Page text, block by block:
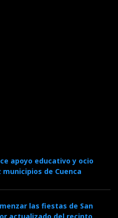
apoyo educativo y ocio
de Cuenca
las fiestas de San